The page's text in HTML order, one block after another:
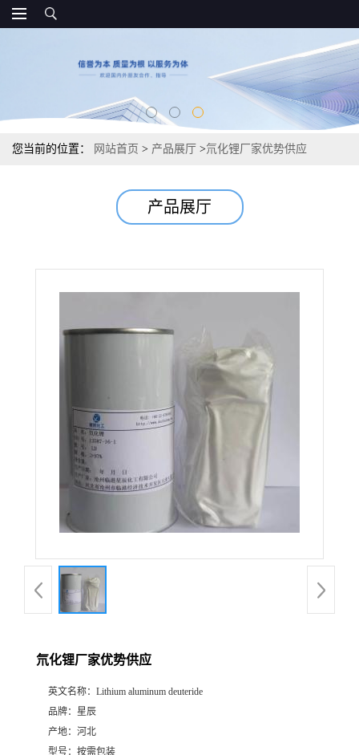
您当前的位置： 网站首页 > 产品展厅 >氘化锂厂家优势供应
产品展厅
氘化锂厂家优势供应
英文名称： Lithium aluminum deuteride
品牌： 星辰
产地： 河北
型号： 按需包装